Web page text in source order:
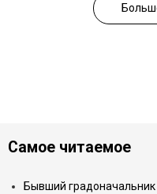
Самое читаемое
Бывший